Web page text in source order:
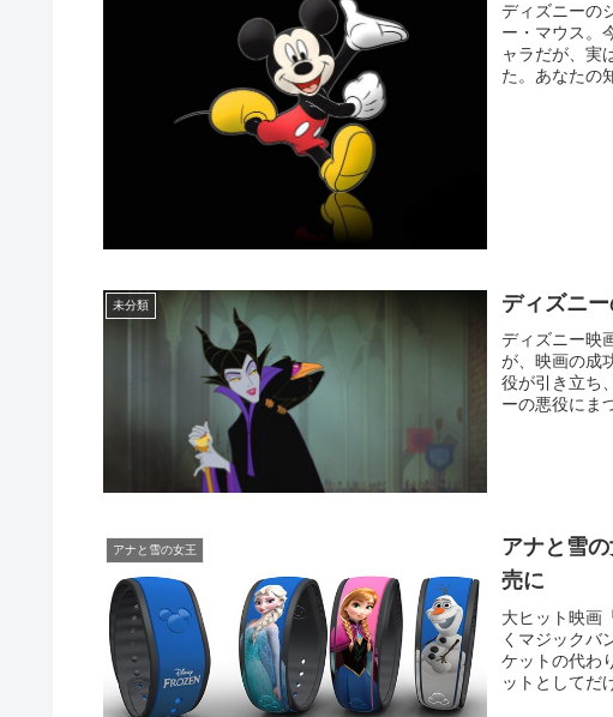
ディズニーの
ー・マウス。
ャラだが、実
た。あなたの
未分類 ディズニ
ディズニー映
が、映画の成
役が引き立ち
ーの悪役にま
アナと雪の女王
アナと雪
売に
大ヒット映画
くマジックバ
ケットの代わ
ットとしてだ